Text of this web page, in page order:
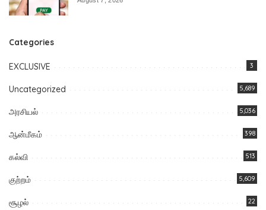
Categories
EXCLUSIVE 3
Uncategorized 5,689
அரசியல் 5,036
ஆன்மீகம் 398
கல்வி 513
குற்றம் 5,609
சூழல் 22